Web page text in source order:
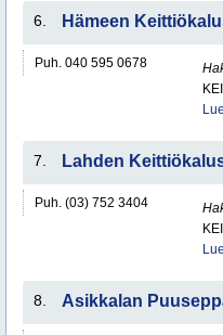
6. Hämeen
Puh. 040 595 0678
7. Lahden
Puh. (03) 752 3404
8. Asikkalan